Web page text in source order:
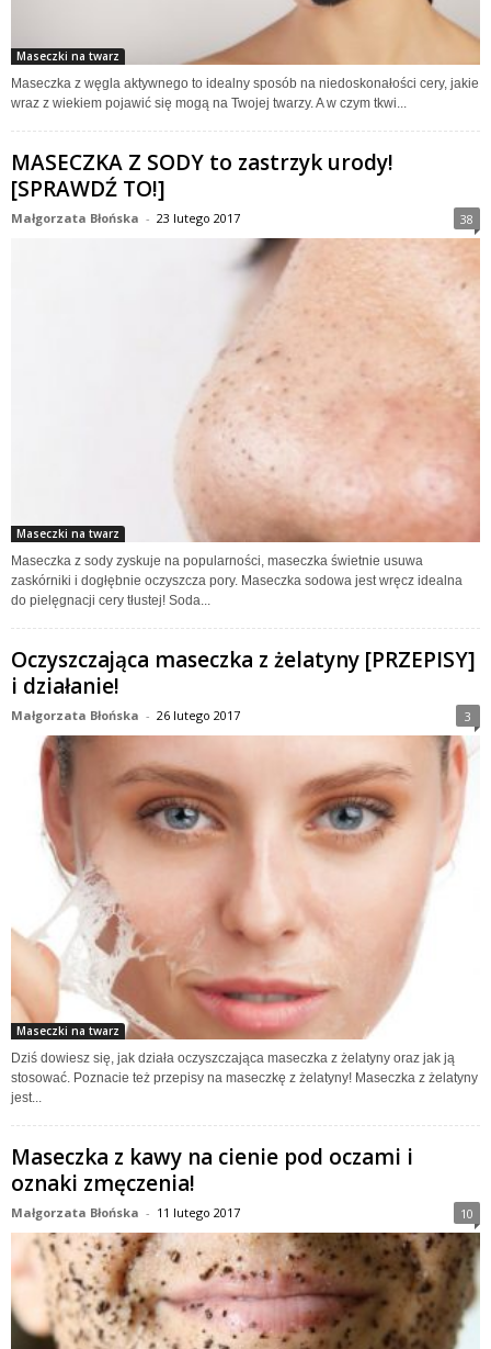
Maseczki na twarz
Maseczka z węgla aktywnego to idealny sposób na niedoskonałości cery, jakie
wraz z wiekiem pojawić się mogą na Twojej twarzy. A w czym tkwi...
MASECZKA Z SODY to zastrzyk urody!
[SPRAWDŹ TO!]
Małgorzata Błońska - 23 lutego 2017 38
Maseczki na twarz
Maseczka z sody zyskuje na popularności, maseczka świetnie usuwa
zaskórniki i dogłębnie oczyszcza pory. Maseczka sodowa jest wręcz idealna
do pielęgnacji cery tłustej! Soda...
Oczyszczająca maseczka z żelatyny [PRZEPISY]
i działanie!
Małgorzata Błońska - 26 lutego 2017 3
Maseczki na twarz
Dziś dowiesz się, jak działa oczyszczająca maseczka z żelatyny oraz jak ją
stosować. Poznacie też przepisy na maseczkę z żelatyny! Maseczka z żelatyny
jest...
Maseczka z kawy na cienie pod oczami i
oznaki zmęczenia!
Małgorzata Błońska - 11 lutego 2017 10